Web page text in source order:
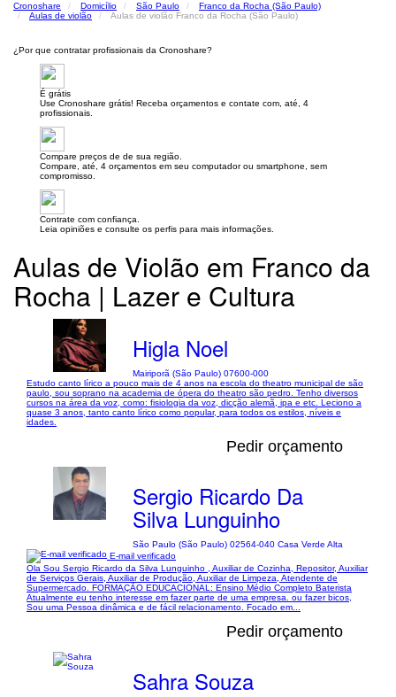
Cronoshare Domicílio São Paulo
Franco da Rocha (São Paulo)
Aulas de violão
Aulas de violão Franco da Rocha (São Paulo)
¿Por que contratar profissionais da Cronoshare?
É grátis
Use Cronoshare grátis! Receba orçamentos e contate com, até, 4
profissionais.
Compare preços de de sua região.
Compare, até, 4 orçamentos em seu computador ou smartphone, sem
compromisso.
Contrate com confiança.
Leia opiniões e consulte os perfis para mais informações.
Aulas de Violão em Franco da
Rocha | Lazer e Cultura
Higla Noel
Mairiporã (São Paulo) 07600-000
Estudo canto lírico a pouco mais de 4 anos na escola do theatro municipal de são
paulo, sou soprano na academia de ópera do theatro são pedro. Tenho diversos
cursos na área da voz, como: fisiologia da voz, dicção alemã, ipa e etc. Leciono a
quase 3 anos, tanto canto lírico como popular, para todos os estilos, níveis e
idades.
Pedir orçamento
Sergio Ricardo Da
Silva Lunguinho
São Paulo (São Paulo) 02564-040 Casa Verde Alta
E-mail verificado
Ola Sou Sergio Ricardo da Silva Lunguinho , Auxiliar de Cozinha, Repositor, Auxiliar
de Serviços Gerais, Auxiliar de Produção, Auxiliar de Limpeza, Atendente de
Supermercado. FORMAÇÃO EDUCACIONAL: Ensino Médio Completo Baterista
Atualmente eu tenho interesse em fazer parte de uma empresa. ou fazer bicos,
Sou uma Pessoa dinâmica e de fácil relacionamento. Focado em...
Pedir orçamento
Sahra Souza